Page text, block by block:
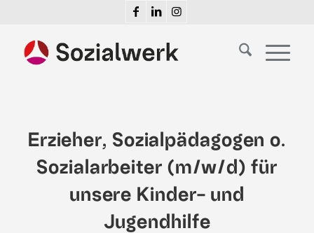
Erzieher, Sozialpädagogen o.
Sozialarbeiter (m/w/d) für
unsere Kinder- und
Jugendhilfe